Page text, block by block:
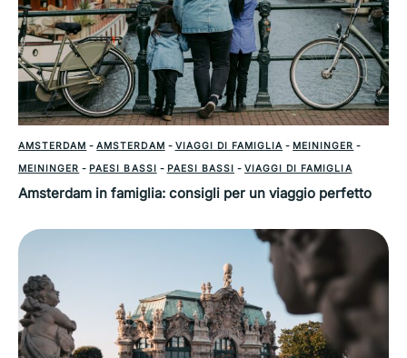
AMSTERDAM -AMSTERDAM - VIAGGI DI FAMIGLIA - MEININGER -
MEININGER - PAESI BASSI - PAESI BASSI - VIAGGI DI FAMIGLIA
Amsterdam in famiglia: consigli per un viaggio perfetto